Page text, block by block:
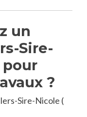
un
Sire-
pour
?
Sire-Nicole (